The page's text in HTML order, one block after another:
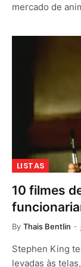
mercado de
LISTAS
10 filmes
By Thais Bentlin
Stephen King
levadas às